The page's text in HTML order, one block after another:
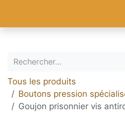
Tous les produits
Boutons pression
Goujon prisonnier vis